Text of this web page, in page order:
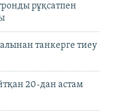
рұқсатпен
танкерге тиеу
20-дан астам